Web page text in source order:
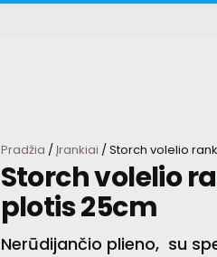
Pradžia / Įrankiai / Storch volelio
Storch volelio
plotis 25cm
Nerūdijančio plieno, su